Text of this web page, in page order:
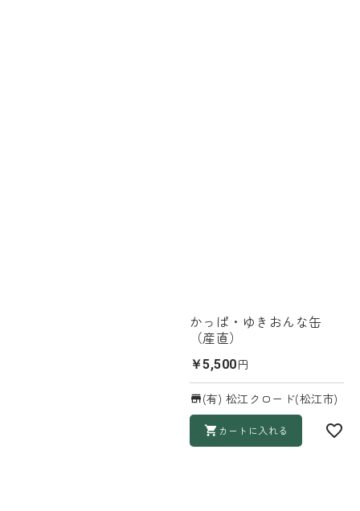
かっぱ・ゆきおんな缶
（産直）
￥5,500円
(有) 松江クロード(松江市)
カートに入れる